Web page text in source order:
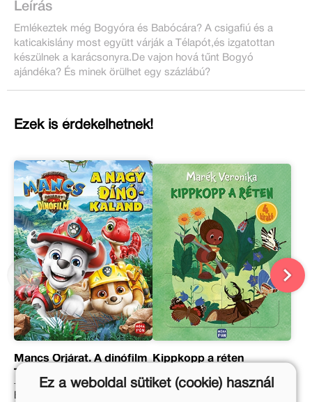
Leírás
Emlékeztek még Bogyóra és Babócára? A csigafiú és a
katicakislány most együtt várják a Télapót,és izgatottan
készülnek a karácsonyra.De vajon hová tűnt Bogyó
ajándéka? És minek örülhet egy százlábú?
Ezek is érdekelhetnek!
Mancs Őrjárat. A dinófilm
– A nagy dinókaland
Eredeti ár:
Kippkopp a réten
Marék Veronika
Ez a weboldal sütiket (cookie) használ